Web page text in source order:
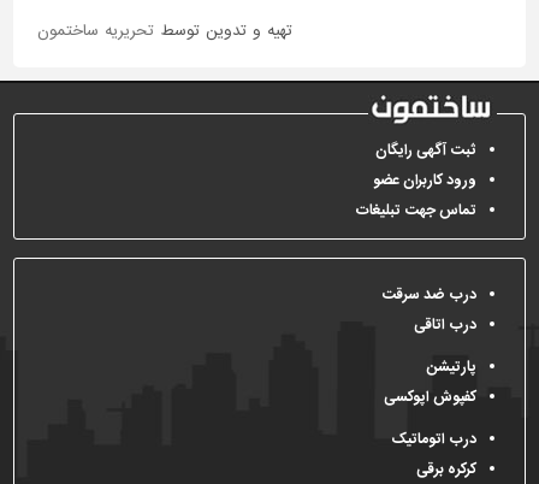
تهیه و تدوین توسط تحریریه ساختمون
ثبت آگهی رایگان
ورود کاربران عضو
تماس جهت تبلیغات
درب ضد سرقت
درب اتاقی
پارتیشن
کفپوش اپوکسی
درب اتوماتیک
کرکره برقی